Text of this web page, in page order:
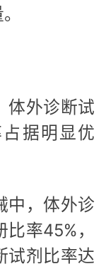
体外诊断试
据明显优
中，体外诊
率45%，
试剂比率达